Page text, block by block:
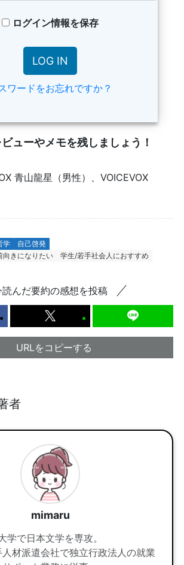
ログイン情報を保存
ワードをお忘れですか？
ューやメモを残しましょう！
青山龍星（男性）、VOICEVOX
学
自己啓発
向きになりたい 学生/若手社会人におすすめ
読んだ要約の感想を投稿
URLをコピーする
者
mimaru
学で日本文学を専攻。
材派遣会社で独立行政法人の就業